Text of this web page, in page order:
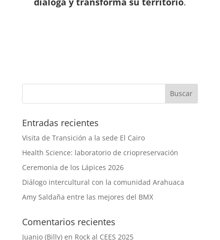
Entradas recientes
Visita de Transición a la sede El Cairo
Health Science: laboratorio de criopreservación
Ceremonia de los Lápices 2026
Diálogo intercultural con la comunidad Arahuaca
Amy Saldaña entre las mejores del BMX
Comentarios recientes
Juanjo (Billy)en Rock al CEES 2025